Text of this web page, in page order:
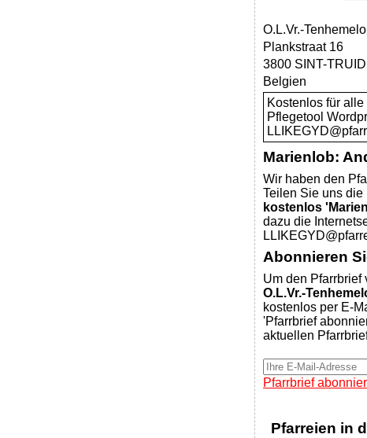
O.L.Vr.-
Plankstraat 16
3800 SINT-
Belgien
Kostenlos für
Pflegetool
Marienlob:
Wir haben den
Teilen Sie uns die
kostenlos
dazu die
Abonnieren
Um den Pfarrbrief
O.L.Vr.-
kostenlos per E-
'Pfarrbrief
aktuellen
Pfarrbrief
Pfarreien in